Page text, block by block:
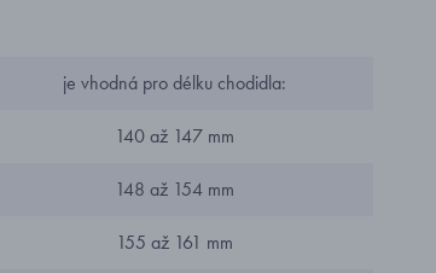
je vhodná pro délku chodidla:
140 až 147 mm
148 až 154 mm
155 až 161 mm